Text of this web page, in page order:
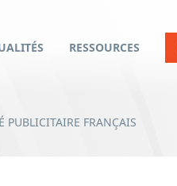
RESSOURCES
PUBLICITAIRE FRANÇAIS